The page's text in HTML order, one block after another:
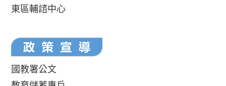
東區輔諮中心
國教署公文